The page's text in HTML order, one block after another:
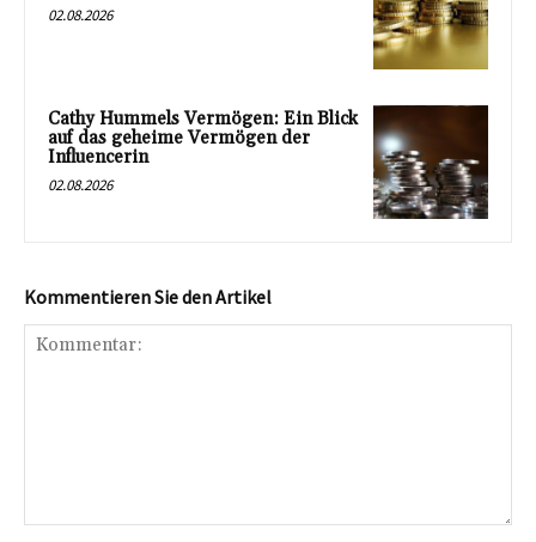
02.08.2026
Cathy Hummels Vermögen: Ein Blick
auf das geheime Vermögen der
Influencerin
02.08.2026
Kommentieren Sie den Artikel